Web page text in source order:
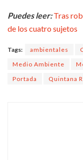
Puedes leer:Tras
de los cuatro sujetos
Tags: ambientales
Medio Ambiente
Portada
Quintana